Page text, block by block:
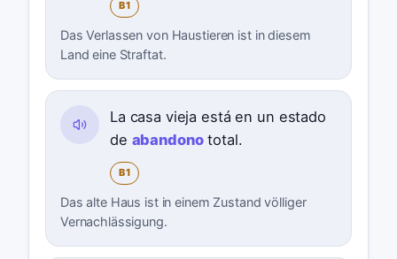
B1
Das Verlassen von Haustieren ist in diesem
Land eine Straftat.
La casa vieja está en un estado
de abandonototal.
B1
Das alte Haus ist in einem Zustand völliger
Vernachlässigung.